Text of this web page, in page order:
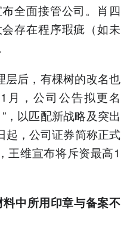
全面接管公司。肖四
存在程序瑕疵（如未
层后，有棵树的改名也
月，公司公告拟更名
，以匹配新战略及突出
起，公司证券简称正式
王维宣布将斥资最高1
中所用印章与备案不